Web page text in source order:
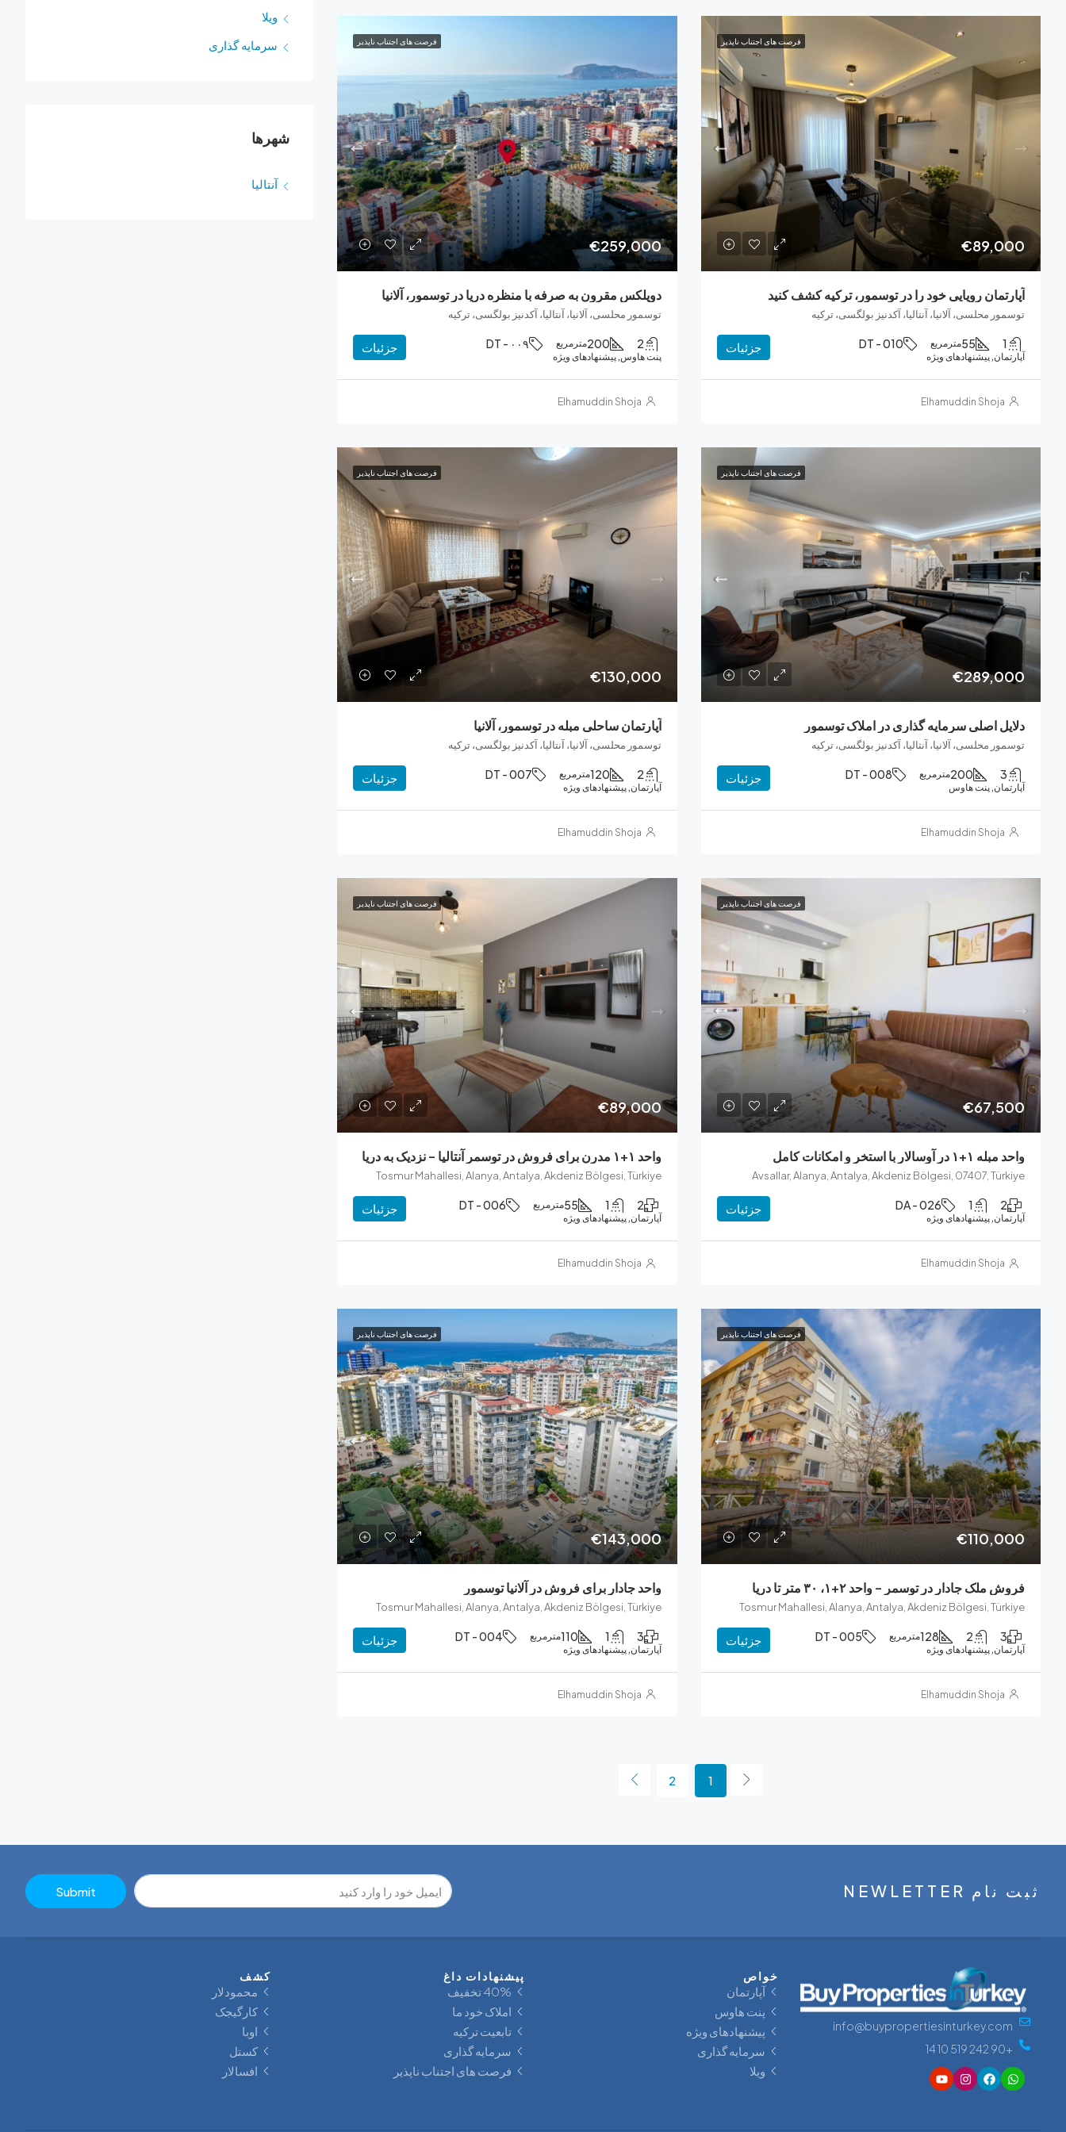
فرصت های اجتناب ناپذیر
€89,000
آپارتمان رویایی خود را در توسمور، ترکیه کشف کنید
توسمور محلسی، آلانیا، آنتالیا، آکدنیز بولگسی، ترکیه
1
55مترمربع DT - 010
آپارتمان, پیشنهادهای ویژه
جزئیات
Elhamuddin Shoja
فرصت های اجتناب ناپذیر
€259,000
دوپلکس مقرون به صرفه با منظره دریا در توسمور، آلانیا
توسمور محلسی، آلانیا، آنتالیا، آکدنیز بولگسی، ترکیه
2
200مترمربع DT - ۰۰۹
پنت‌ هاوس, پیشنهادهای ویژه
جزئیات
Elhamuddin Shoja
فرصت های اجتناب ناپذیر
€289,000
دلایل اصلی سرمایه گذاری در املاک توسمور
توسمور محلسی، آلانیا، آنتالیا، آکدنیز بولگسی، ترکیه
3
200مترمربع DT - 008
آپارتمان, پنت‌ هاوس
جزئیات
Elhamuddin Shoja
فرصت های اجتناب ناپذیر
€130,000
آپارتمان ساحلی مبله در توسمور، آلانیا
توسمور محلسی، آلانیا، آنتالیا، آکدنیز بولگسی، ترکیه
2
120مترمربع DT - 007
آپارتمان, پیشنهادهای ویژه
جزئیات
Elhamuddin Shoja
فرصت های اجتناب ناپذیر
€67,500
واحد مبله ۱+۱ در آوسالار با استخر و امکانات کامل
Avsallar, Alanya, Antalya, Akdeniz Bölgesi, 07407, Türkiye
2
1
DA - 026
آپارتمان, پیشنهادهای ویژه
جزئیات
Elhamuddin Shoja
فرصت های اجتناب ناپذیر
€89,000
واحد ۱+۱ مدرن برای فروش در توسمر آنتالیا – نزدیک به دریا
Tosmur Mahallesi, Alanya, Antalya, Akdeniz Bölgesi, Türkiye
2
1
55مترمربع DT - 006
آپارتمان, پیشنهادهای ویژه
جزئیات
Elhamuddin Shoja
فرصت های اجتناب ناپذیر
€110,000
فروش ملک جادار در توسمر – واحد ۲+۱، ۳۰ متر تا دریا
Tosmur Mahallesi, Alanya, Antalya, Akdeniz Bölgesi, Türkiye
3
2
128مترمربع DT - 005
آپارتمان, پیشنهادهای ویژه
جزئیات
Elhamuddin Shoja
فرصت های اجتناب ناپذیر
€143,000
واحد جادار برای فروش در آلانیا توسمور
Tosmur Mahallesi, Alanya, Antalya, Akdeniz Bölgesi, Türkiye
3
1
110مترمربع DT - 004
آپارتمان, پیشنهادهای ویژه
جزئیات
Elhamuddin Shoja
1
2
ویلا
سرمایه‌ گذاری
شهرها
آنتالیا
ثبت نام NEWLETTER Submit
info@buypropertiesinturkey.com
+90 242 519 10 14
خواص
آپارتمان
پنت‌ هاوس
پیشنهادهای ویژه
سرمایه‌ گذاری
ویلا
پیشنهادات داغ
40% تخفيف
املاک خود ما
تابعیت ترکیه
سرمایه‌ گذاری
فرصت های اجتناب ناپذیر
کشف
محمودلار
کارگیجک
اوبا
کستل
افسالار